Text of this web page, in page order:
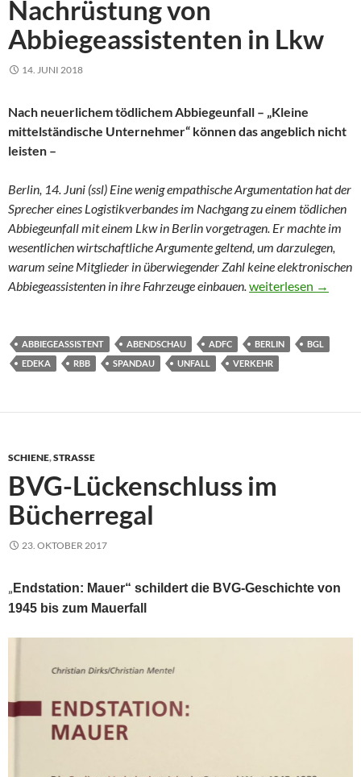
Nachrüstung von
Abbiegeassistenten in Lkw
14. JUNI 2018
Nach neuerlichem tödlichem Abbiegeunfall – „Kleine
mittelständische Unternehmer“ können das angeblich nicht
leisten –
Berlin, 14. Juni (ssl) Eine wenig empathische Argumentation hat der
Sprecher eines Logistikverbandes im Nachgang zu einem tödlichen
Abbiegeunfall mit einem Lkw in Berlin vorgetragen. Er machte im
wesentlichen wirtschaftliche Argumente geltend, um darzulegen,
warum seine Mitglieder in überwiegender Zahl keine elektronischen
Abbiegeassistenten in ihre Fahrzeuge einbauen.Verband hat
weiterlesen →
ABBIEGEASSISTENT ABENDSCHAU ADFC BERLIN
BGL
EDEKA
RBB SPANDAU UNFALL VERKEHR
SCHIENE,STRASSE
BVG-Lückenschluss im
Bücherregal
23. OKTOBER 2017
„ Endstation: Mauer“ schildert die BVG-Geschichte von
1945 bis zum Mauerfall